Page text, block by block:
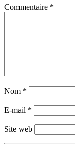
Commentaire *
Nom *
E-mail *
Site web